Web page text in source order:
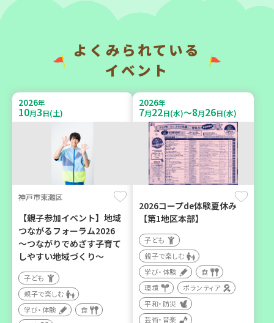
親子で楽しむ
親子で楽しむ
日(月)
神戸市兵庫区
【第3地区本部】「ふれあい
喫茶つどい」気軽に集う居
場所（第1月曜日に開催）
ボランティア
カフェ・つどい場
2026年
9 14 26日(土)
「フードドライブ」集中受
け付け！
2026年
9月16日(水)
よくみられている
イベント
2026年
10月3日(土)
神戸市東灘区
【親子参加イベント】地域
つながるフォーラム2026
～つながりでめざす子育て
しやすい地域づくり～
子ども
親子で楽しむ
学び・体験
食
2026年
7月22日(水)～8月26日(水)
2026コープde体験夏休み
【第1地区本部】
子ども
親子で楽しむ
学び・体験
食
環境
ボランティア
平和・防災
芸術・音楽